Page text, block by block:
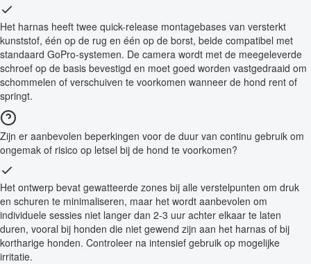
Het harnas heeft twee quick-release montagebases van versterkt
kunststof, één op de rug en één op de borst, beide compatibel met
standaard GoPro-systemen. De camera wordt met de meegeleverde
schroef op de basis bevestigd en moet goed worden vastgedraaid om
schommelen of verschuiven te voorkomen wanneer de hond rent of
springt.
Zijn er aanbevolen beperkingen voor de duur van continu gebruik om
ongemak of risico op letsel bij de hond te voorkomen?
Het ontwerp bevat gewatteerde zones bij alle verstelpunten om druk
en schuren te minimaliseren, maar het wordt aanbevolen om
individuele sessies niet langer dan 2-3 uur achter elkaar te laten
duren, vooral bij honden die niet gewend zijn aan het harnas of bij
kortharige honden. Controleer na intensief gebruik op mogelijke
irritatie.